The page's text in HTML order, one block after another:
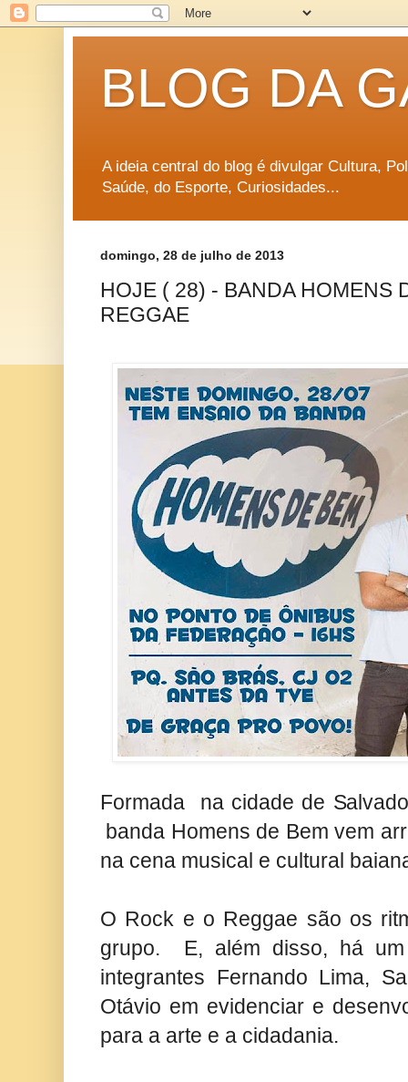
BLOG DA
A ideia central do blog é divulgar Cultura,
Saúde, do Esporte, Curiosidades...
domingo, 28 de julho de 2013
HOJE ( 28) - BANDA HOMENS
REGGAE
Formada na cidade de
banda Homens de Bem vem
na cena musical e cultural
O Rock e o Reggae são os
grupo. E, além disso, há um
integrantes Fernando Lima,
Otávio em evidenciar e
para a arte e a cidadania.